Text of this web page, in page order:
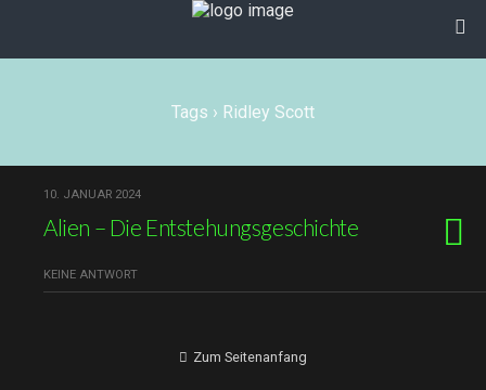
Tags › Ridley Scott
10. JANUAR 2024
Alien – Die Entstehungsgeschichte
KEINE ANTWORT
Zum Seitenanfang